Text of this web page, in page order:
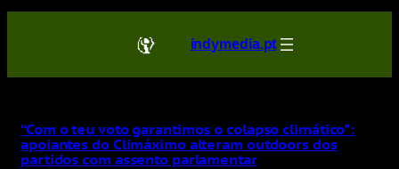
Saltar
conteúdo
indymedia.pt
“Com o teu voto garantimos o colapso climático”:
apoiantes do Climáximo alteram outdoors dos
partidos com assento parlamentar